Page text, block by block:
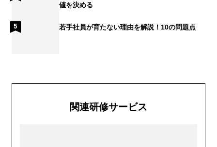
値を決める
若手社員が育たない理由を解説！10の問題点
関連研修サービス